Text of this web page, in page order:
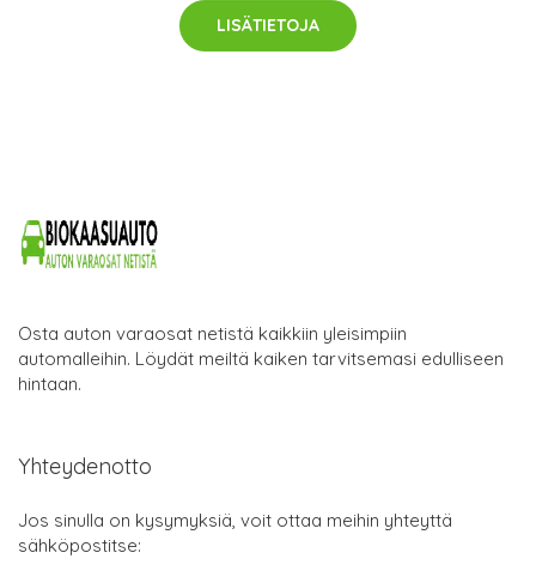
LISÄTIETOJA
Osta auton varaosat netistä kaikkiin yleisimpiin
automalleihin. Löydät meiltä kaiken tarvitsemasi edulliseen
hintaan.
Yhteydenotto
Jos sinulla on kysymyksiä, voit ottaa meihin yhteyttä
sähköpostitse: